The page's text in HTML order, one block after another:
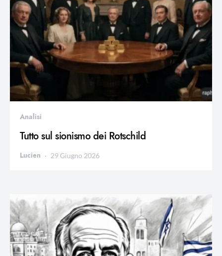
Analisi
Tutto sul sionismo dei Rotschild
Lucien 29 Giugno 2026